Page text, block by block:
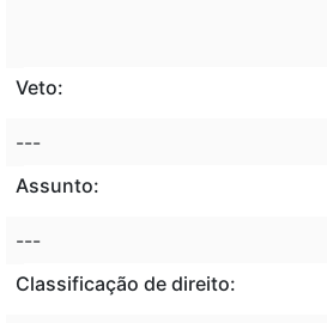
Veto:
---
Assunto:
---
Classificação de direito: